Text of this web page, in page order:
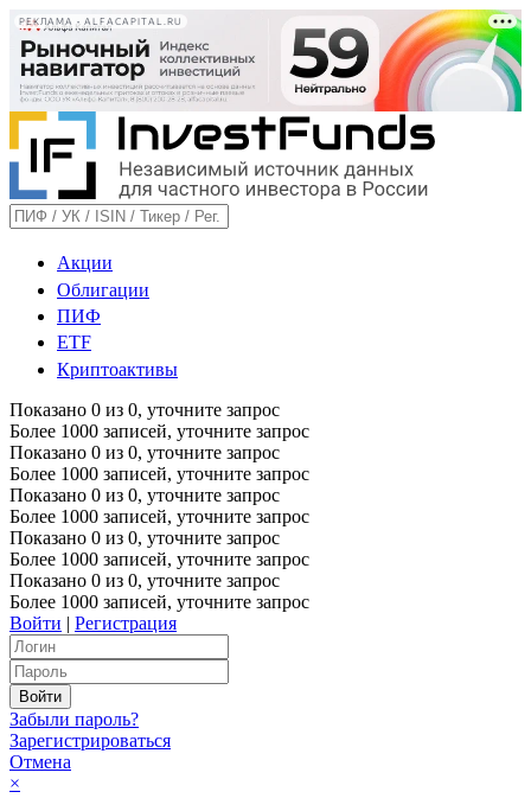
РЕКЛАМА • ALFACAPITAL.RU
Акции
Облигации
ПИФ
ETF
Криптоактивы
Показано 0 из 0, уточните запрос
Более 1000 записей, уточните запрос
Показано 0 из 0, уточните запрос
Более 1000 записей, уточните запрос
Показано 0 из 0, уточните запрос
Более 1000 записей, уточните запрос
Показано 0 из 0, уточните запрос
Более 1000 записей, уточните запрос
Показано 0 из 0, уточните запрос
Более 1000 записей, уточните запрос
Войти | Регистрация
Забыли пароль?
Зарегистрироваться
Отмена
×